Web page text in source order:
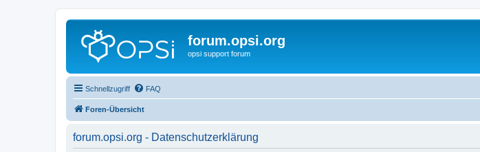
forum.opsi.org
opsi support forum
Schnellzugriff FAQ
Foren-Übersicht
forum.opsi.org - Datenschutzerklärung